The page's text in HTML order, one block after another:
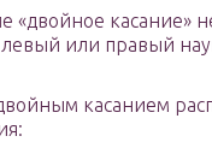
«двойное касание»
левый или правый
касанием